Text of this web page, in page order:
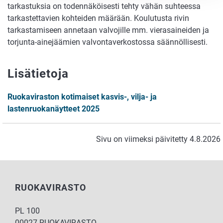
tarkastuksia on todennäköisesti tehty vähän suhteessa
tarkastettavien kohteiden määrään. Koulutusta rivin
tarkastamiseen annetaan valvojille mm. vierasaineiden ja
torjunta-ainejäämien valvontaverkostossa säännöllisesti.
Lisätietoja
Ruokaviraston kotimaiset kasvis-, vilja- ja
lastenruokanäytteet 2025
Sivu on viimeksi päivitetty 4.8.2026
RUOKAVIRASTO
PL 100